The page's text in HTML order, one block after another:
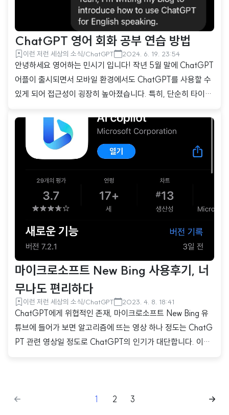
ChatGPT 영어 회화 공부 연습 방법
이런 저런 세상의 소식/ChatGPT 2024. 6. 19. 23:54
안녕하세요 영어하는 민시기 입니다! 작년 5월 말에 ChatGPT
어플이 출시되면서 모바일 환경에서도 ChatGPT를 사용할 수
있게 되어 접근성이 굉장히 높아졌습니다. 특히, 단순히 타이핑
탑재하고 있기 때문에 사람과 이야기를 하는 것처럼 서로 대화
를 주고받으면서 궁금한 것을 물어볼 수 있습니다. 저는 요즘 이
기능을 사용해서 영어 공부를 하고 있습니다. 혹시 전화 영어나
는 분들에게 오늘 이 주제가 흥미로울 것 같습니다! 1. ChatGP
T 음성 인식 기능 ChatGPT 메인화면으로 들어오면 다음과 같
은 화면이 나오게 됩니다. 하단 맨 왼쪽에 있는 헤드폰 모양의
마이크로소프트 New Bing 사용후기, 너
무나도 편리하다
이런 저런 세상의 소식/ChatGPT 2023. 4. 8. 18:41
ChatGPT에게 위협적인 존재, 마이크로소프트 New Bing 유
튜브에 들어가 보면 알고리즘에 뜨는 영상 하나 정도는 ChatG
PT 관련 영상일 정도로 ChatGPT의 인기가 대단합니다. 이와
무래도 모바일 사용량이 훨씬 많으니 모바일 어플을 다운로드
1 2 3